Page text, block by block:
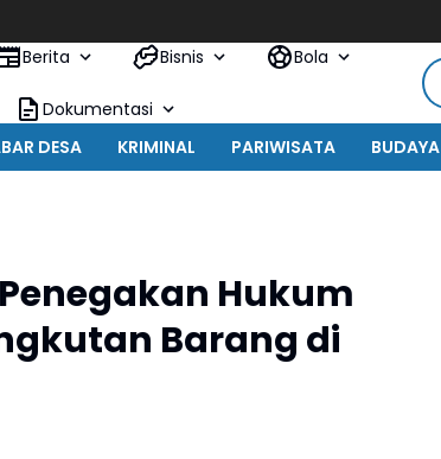
Berita Bisnis Bola
Dokumentasi
DESA KRIMINAL PARIWISATA BUDAYA
Hukum
Barang di